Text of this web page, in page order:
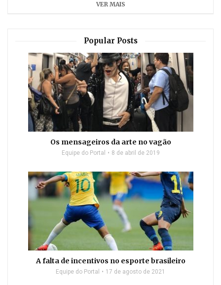
VER MAIS
Popular Posts
Os mensageiros da arte no vagão
Equipe do Portal 8 de abril de 2019
A falta de incentivos no esporte brasileiro
Equipe do Portal 17 de agosto de 2021